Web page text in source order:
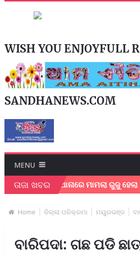
WISH YOU ENJOYFULL
SANDHANEWS.COM
MENU
ତାଜା ଖବର
ରୋଡ ଥାନାରେ ମାମଲା ରୁଜୁ ହେଲା
Home ଜିଲ୍ଲା ପରିକ୍ରମା ମୟୁରଭଞ୍ଜ
ବାରିପଦା: ଗଛ ପଡି